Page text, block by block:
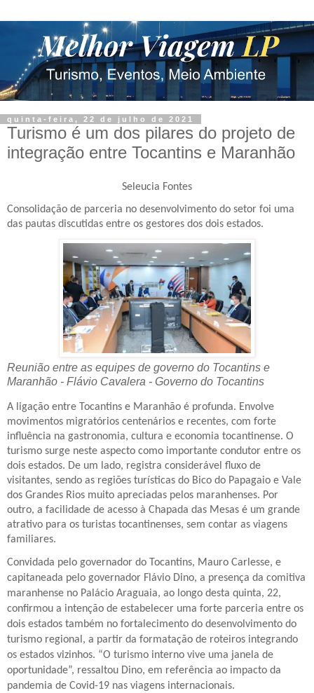
quinta-feira, 22 de julho de 2021
Turismo é um dos pilares do projeto de
integração entre Tocantins e Maranhão
Seleucia Fontes
Consolidação de parceria no desenvolvimento do setor foi uma
das pautas discutidas entre os gestores dos dois estados.
Reunião entre as equipes de governo do Tocantins e
Maranhão - Flávio Cavalera - Governo do Tocantins
A ligação entre Tocantins e Maranhão é profunda. Envolve
movimentos migratórios centenários e recentes, com forte
influência na gastronomia, cultura e economia tocantinense. O
turismo surge neste aspecto como importante condutor entre os
dois estados. De um lado, registra considerável fluxo de
visitantes, sendo as regiões turísticas do Bico do Papagaio e Vale
dos Grandes Rios muito apreciadas pelos maranhenses. Por
outro, a facilidade de acesso à Chapada das Mesas é um grande
atrativo para os turistas tocantinenses, sem contar as viagens
familiares.
Convidada pelo governador do Tocantins, Mauro Carlesse, e
capitaneada pelo governador Flávio Dino, a presença da comitiva
maranhense no Palácio Araguaia, ao longo desta quinta, 22,
confirmou a intenção de estabelecer uma forte parceria entre os
dois estados também no fortalecimento do desenvolvimento do
turismo regional, a partir da formatação de roteiros integrando
os estados vizinhos. “O turismo interno vive uma janela de
oportunidade”, ressaltou Dino, em referência ao impacto da
pandemia de Covid-19 nas viagens internacionais.